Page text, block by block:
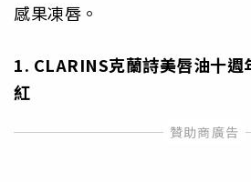
感果凍唇。
1. CLARINS克蘭詩美唇油十週
紅